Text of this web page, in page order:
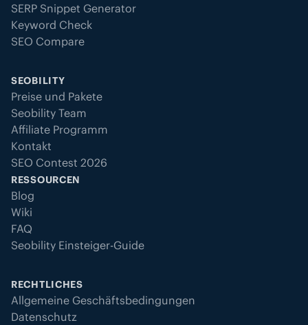
SERP Snippet Generator
Keyword Check
SEO Compare
SEOBILITY
Preise und Pakete
Seobility Team
Affiliate Programm
Kontakt
SEO Contest 2026
RESSOURCEN
Blog
Wiki
FAQ
Seobility Einsteiger-Guide
RECHTLICHES
Allgemeine Geschäftsbedingungen
Datenschutz